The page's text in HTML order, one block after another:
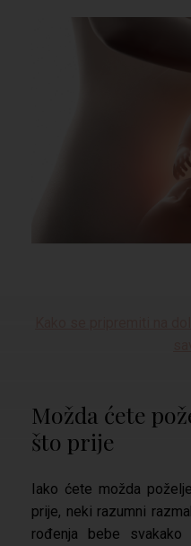
Možda ćete
što prije
Iako ćete možda
prije, neki razumni
rođenja bebe